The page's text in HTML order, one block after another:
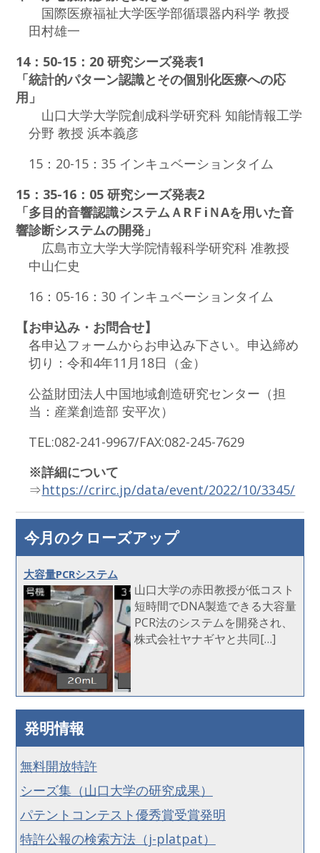
国際医療福祉大学医学部循環器内科学 教授
田村雄一
14：50-15：20 研究シーズ発表1
「統計的パターン認識とその個別化医療への応
用」
山口大学大学院創成科学研究科 知能情報工学
分野 教授 浜本義彦
15：20-15：35 インキュベーションタイム
15：35-16：05 研究シーズ発表2
「多目的音響認識システムＡRＦiＮAを用いた音
響診断システムの開発」
広島市立大学大学院情報科学研究科 准教授
中山仁史
16：05-16：30 インキュベーションタイム
【お申込み・お問合せ】
各申込フォームからお申込み下さい。申込締め
切り：令和4年11月18日（金）
公益財団法人中国地域創造研究センター（担
当：産業創造部 安平次）
TEL:082-241-9967/FAX:082-245-7629
※詳細について
⇒https://crirc.jp/data/event/2022/10/3345/
今月のクローズアップ
大容量PCRシステム
山口大学の赤田教授が低コスト
短時間でDNA製造できる大容量
PCR法のシステムを開発され、
株式会社ヤナギヤと共同[…]
発明情報
無料開放特許
シーズ集（山口大学の研究成果）
パテントコンテスト優秀賞受賞発明
特許公報の検索方法（j-platpat）